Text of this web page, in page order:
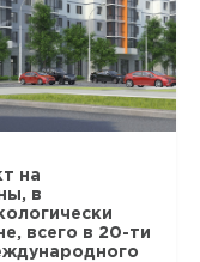
на
в
всего в 20-ти